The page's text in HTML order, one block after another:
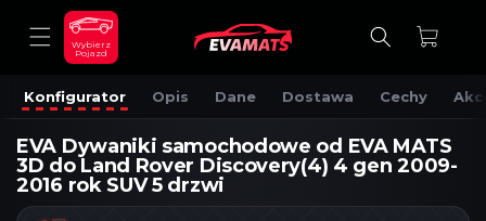
TREŚCI
Wybierz
Pojazd
Koszyk
Konfigurator Opis Dane Dostawa Cechy
EVA Dywaniki samochodowe od EVA MATS
3D do Land Rover Discovery(4) 4 gen 2009-
2016 rok SUV 5 drzwi